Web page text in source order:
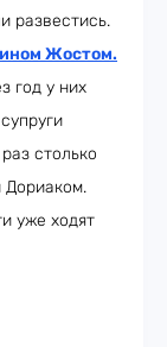
развестись.
Жостом.
год у них
столько
Дориаком.
уже ходят